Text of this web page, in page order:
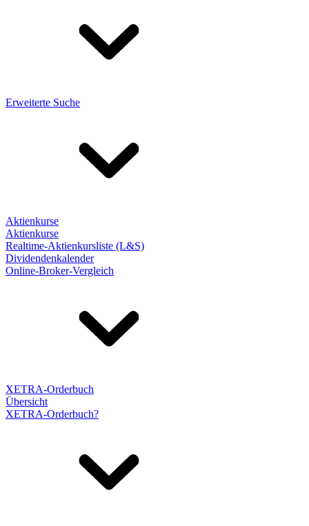
Erweiterte Suche
Aktienkurse
Aktienkurse
Realtime-Aktienkursliste (L&S)
Dividendenkalender
Online-Broker-Vergleich
XETRA-Orderbuch
Übersicht
XETRA-Orderbuch?